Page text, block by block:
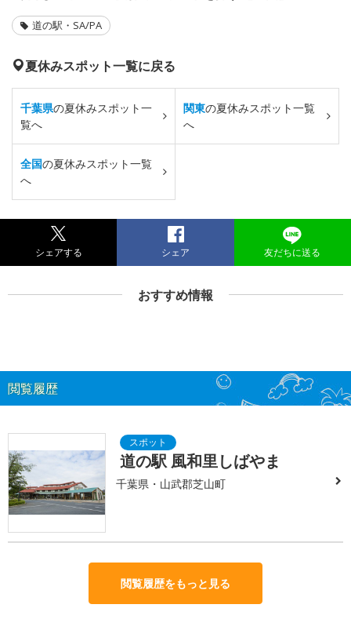
道の駅・SA/PA
夏休みスポット一覧に戻る
千葉県の夏休みスポット一
覧へ
関東の夏休みスポット一覧
へ
全国の夏休みスポット一覧
へ
シェアする シェア 友だちに送る
おすすめ情報
閲覧履歴
道の駅 風和里しばやま
千葉県・山武郡芝山町
閲覧履歴をもっと見る